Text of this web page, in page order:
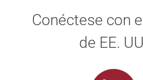
Conéctese con
de EE.